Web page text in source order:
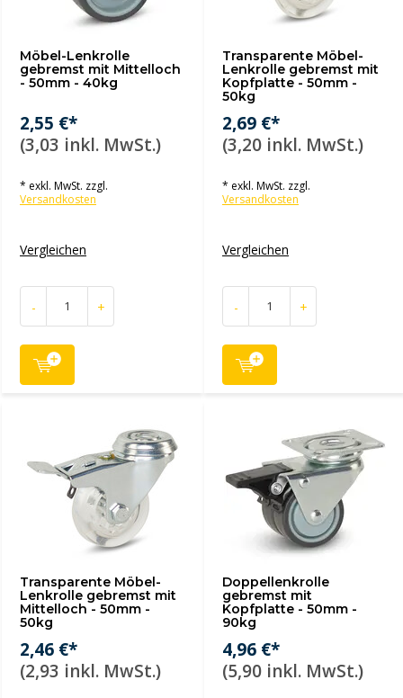
Möbel-Lenkrolle
gebremst mit Mittelloch
- 50mm - 40kg
2,55 €*
(3,03 inkl. MwSt.)
* exkl. MwSt. zzgl.
Versandkosten
Vergleichen
- +
Transparente Möbel-
Lenkrolle gebremst mit
Kopfplatte - 50mm -
50kg
2,69 €*
(3,20 inkl. MwSt.)
* exkl. MwSt. zzgl.
Versandkosten
Vergleichen
- +
Transparente Möbel-
Lenkrolle gebremst mit
Mittelloch - 50mm -
50kg
2,46 €*
(2,93 inkl. MwSt.)
Doppellenkrolle
gebremst mit
Kopfplatte - 50mm -
90kg
4,96 €*
(5,90 inkl. MwSt.)